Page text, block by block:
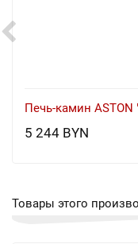
Печь-камин
5 244 BYN
Товары этого